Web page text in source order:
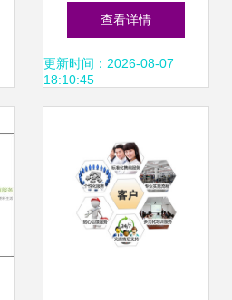
安全管理和信息技
术服务管理体系认
再获权威认可
查看详情
更新时间：2026-08-07
18:10:45